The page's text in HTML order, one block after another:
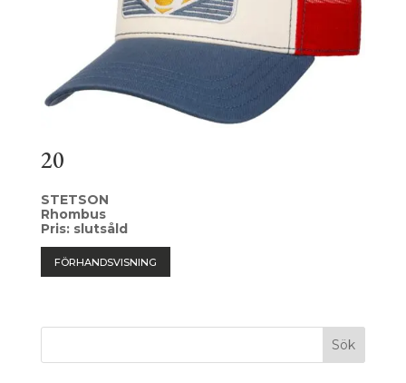
20
STETSON
Rhombus
Pris: slutsåld
FÖRHANDSVISNING
Sök